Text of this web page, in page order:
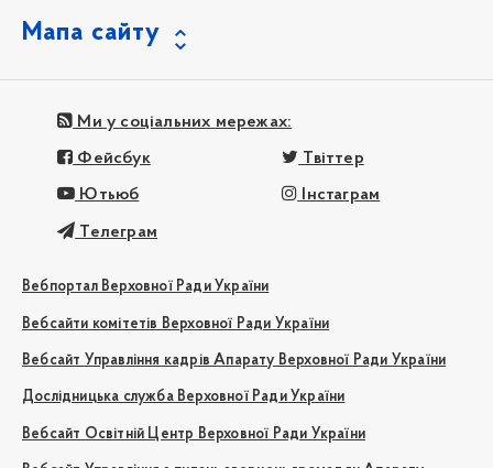
Мапа сайту
Ми у соціальних мережах:
Фейсбук Твіттер
Ютьюб Інстаграм
Телеграм
Вебпортал Верховної Ради України
Вебсайти комітетів Верховної Ради України
Вебсайт Управління кадрів Апарату Верховної Ради України
Дослідницька служба Верховної Ради України
Вебсайт Освітній Центр Верховної Ради України